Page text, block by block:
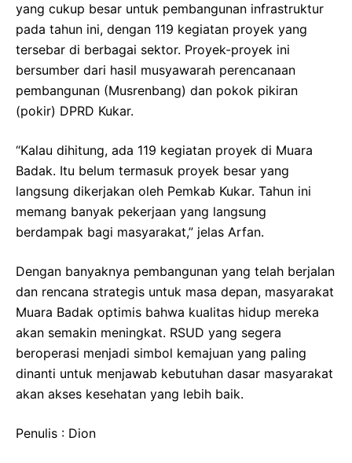
yang cukup besar untuk pembangunan infrastruktur
pada tahun ini, dengan 119 kegiatan proyek yang
tersebar di berbagai sektor. Proyek-proyek ini
bersumber dari hasil musyawarah perencanaan
pembangunan (Musrenbang) dan pokok pikiran
(pokir) DPRD Kukar.
“Kalau dihitung, ada 119 kegiatan proyek di Muara
Badak. Itu belum termasuk proyek besar yang
langsung dikerjakan oleh Pemkab Kukar. Tahun ini
memang banyak pekerjaan yang langsung
berdampak bagi masyarakat,” jelas Arfan.
Dengan banyaknya pembangunan yang telah berjalan
dan rencana strategis untuk masa depan, masyarakat
Muara Badak optimis bahwa kualitas hidup mereka
akan semakin meningkat. RSUD yang segera
beroperasi menjadi simbol kemajuan yang paling
dinanti untuk menjawab kebutuhan dasar masyarakat
akan akses kesehatan yang lebih baik.
Penulis : Dion